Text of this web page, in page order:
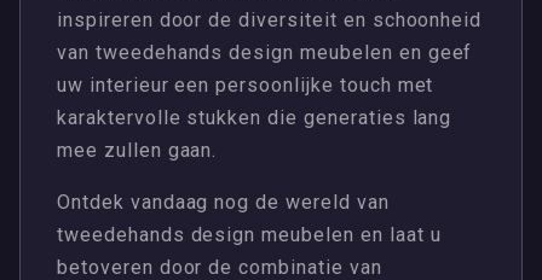
inspireren door de diversiteit en schoonheid
van tweedehands design meubelen en geef
uw interieur een persoonlijke touch met
karaktervolle stukken die generaties lang
mee zullen gaan.
Ontdek vandaag nog de wereld van
tweedehands design meubelen en laat u
betoveren door de combinatie van